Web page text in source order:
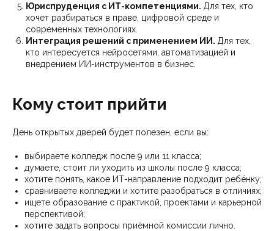
Юриспруденция с ИТ-компетенциями. Для тех, кто
хочет разбираться в праве, цифровой среде и
современных технологиях.
Интеграция решений с применением ИИ. Для тех,
кто интересуется нейросетями, автоматизацией и
внедрением ИИ-инструментов в бизнес.
Кому стоит прийти
День открытых дверей будет полезен, если вы:
выбираете колледж после 9 или 11 класса;
думаете, стоит ли уходить из школы после 9 класса;
хотите понять, какое ИТ-направление подходит ребёнку;
сравниваете колледжи и хотите разобраться в отличиях;
ищете образование с практикой, проектами и карьерной
перспективой;
хотите задать вопросы приёмной комиссии лично.